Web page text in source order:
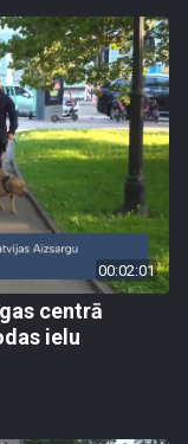
00:02:01
centrā
ielu